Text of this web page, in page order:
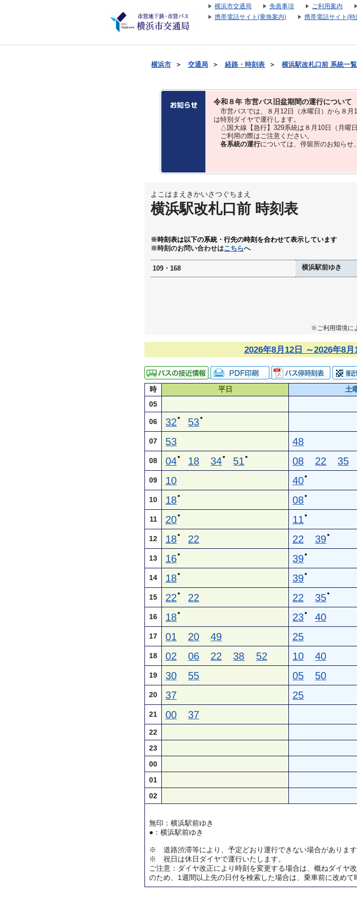
横浜市交通局 免責事項 ご利用案内
携帯電話サイト(乗換案内)
携帯電話サイト(時
横浜市 ＞ 交通局 ＞ 経路・時刻表 ＞ 横浜駅改札口前 系統一覧
令和８年 市営バス旧盆期間の運行について
市営バスでは、８⽉12⽇（水曜日）から８⽉
は特別ダイヤで運⾏します。
△国大線【急行】329系統は８月10日（月曜
ご利用の際はご注意ください。
各系統の運行については、停留所のお知らせ
よこはまえきかいさつぐちまえ
横浜駅改札口前 時刻表
※時刻表は以下の系統・行先の時刻を合わせて表示しています
※時刻のお問い合わせはこちらへ
109・168 横浜駅前ゆき
※ご利用環境に
2026年8月12日 ～2026年8
時 平日 土
05
06 32 ● 53●
07 53 48
08 04● 18 34● 51 ● 08 22 35
09 10 40●
10 18● 08●
11 20● 11 ●
12 18● 22 22 39●
13 16● 39●
14 18● 39●
15 22 ● 22 22 35●
16 18● 23● 40
17 01 20 49 25
18 02 06 22 38 52 10 40
19 30 55 05 50
20 37 25
21 00 37
22
23
00
01
02
無印：横浜駅前ゆき
●：横浜駅前ゆき
※ 道路渋滞等により、予定どおり運行できない場合があります
※ 祝日は休日ダイヤで運行いたします。
ご注意：ダイヤ改正により時刻を変更する場合は、概ねダイヤ
のため、1週間以上先の日付を検索した場合は、乗車前に改めて